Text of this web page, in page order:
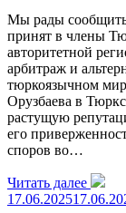
Мы рады
принят в члены
авторитетной
арбитраж и
тюркоязычном
Орузбаева в
растущую
его
споров во…
Читать далее
17.06.2025